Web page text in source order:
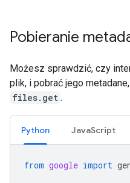
Pobieranie
Możesz sprawdzić, czy
plik, i pobrać jego
files.get .
Python JavaScript
from google import